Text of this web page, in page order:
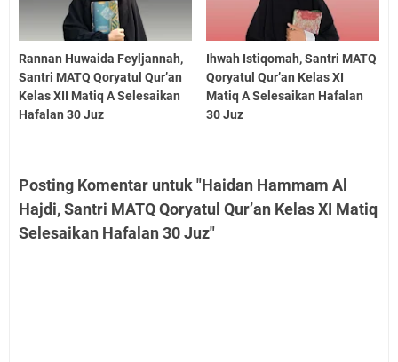
Rannan Huwaida Feyljannah,
Santri MATQ Qoryatul Qur’an
Kelas XII Matiq A Selesaikan
Hafalan 30 Juz
Ihwah Istiqomah, Santri MATQ
Qoryatul Qur’an Kelas XI
Matiq A Selesaikan Hafalan
30 Juz
Posting Komentar untuk "Haidan Hammam Al
Hajdi, Santri MATQ Qoryatul Qur’an Kelas XI Matiq
Selesaikan Hafalan 30 Juz"